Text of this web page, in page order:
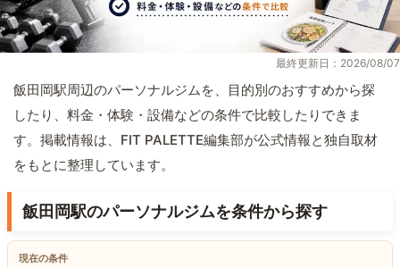
最終更新日：2026/08/07
飯田岡駅周辺のパーソナルジムを、目的別のおすすめから探
したり、料金・体験・設備などの条件で比較したりできま
す。掲載情報は、FIT PALETTE編集部が公式情報と独自取材
をもとに整理しています。
飯田岡駅のパーソナルジムを条件から探す
現在の条件